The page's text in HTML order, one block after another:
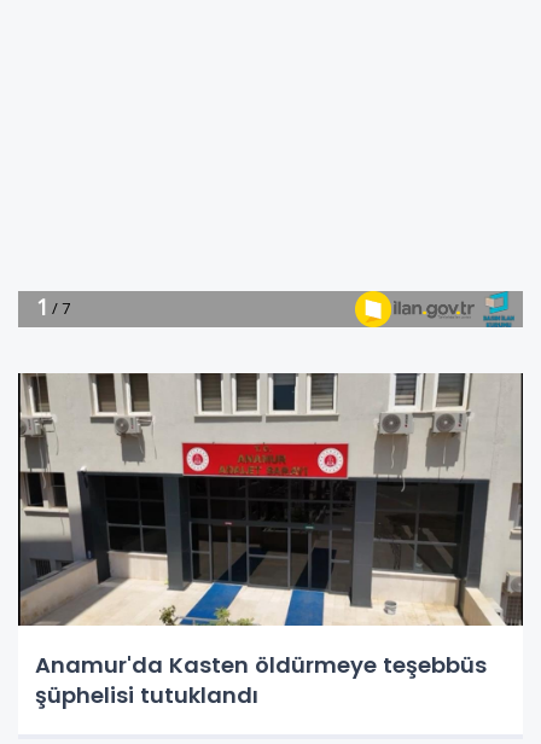
Anamur'da Kasten öldürmeye teşebbüs
şüphelisi tutuklandı